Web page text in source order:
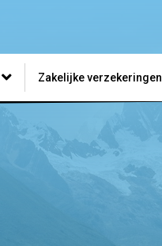
Zakelijke verzekeringen